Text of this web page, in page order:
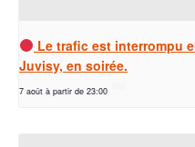
Le trafic est interrompu
Juvisy, en soirée.
7 août à partir de 23:00